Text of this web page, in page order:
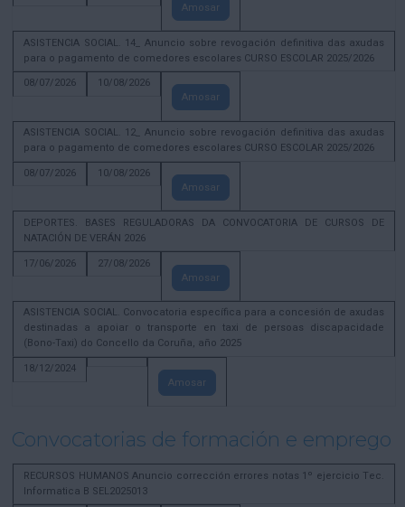
Amosar
ASISTENCIA SOCIAL. 14_ Anuncio sobre revogación definitiva das axudas
para o pagamento de comedores escolares CURSO ESCOLAR 2025/2026
08/07/2026
10/08/2026
Amosar
ASISTENCIA SOCIAL. 12_ Anuncio sobre revogación definitiva das axudas
para o pagamento de comedores escolares CURSO ESCOLAR 2025/2026
08/07/2026
10/08/2026
Amosar
DEPORTES. BASES REGULADORAS DA CONVOCATORIA DE CURSOS DE
NATACIÓN DE VERÁN 2026
17/06/2026
27/08/2026
Amosar
ASISTENCIA SOCIAL. Convocatoria específica para a concesión de axudas
destinadas a apoiar o transporte en taxi de persoas discapacidade
(Bono-Taxi) do Concello da Coruña, año 2025
18/12/2024
Amosar
Convocatorias de formación e emprego
RECURSOS HUMANOS Anuncio corrección errores notas 1º ejercicio Tec.
Informatica B SEL2025013